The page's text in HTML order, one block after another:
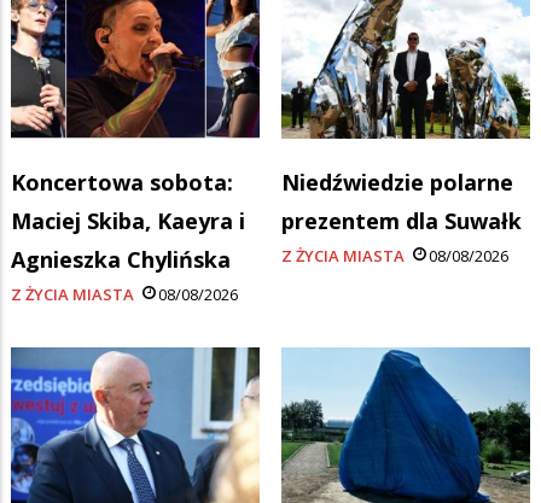
Koncertowa sobota:
Maciej Skiba, Kaeyra i
Agnieszka Chylińska
Z ŻYCIA MIASTA 08/08/2026
Niedźwiedzie polarne
prezentem dla Suwałk
Z ŻYCIA MIASTA 08/08/2026